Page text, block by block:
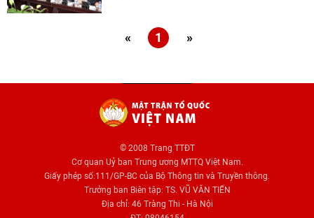
« 1 »
© 2008 Trang TTĐT
Cơ quan Uỷ ban Trung ương MTTQ Việt Nam.
Giấy phép số:111/GP-BC của Bộ Thông tin và Truyền thông.
Trưởng ban Biên tập: TS. VŨ VĂN TIẾN
Địa chỉ: 46 Tràng Thi - Hà Nội